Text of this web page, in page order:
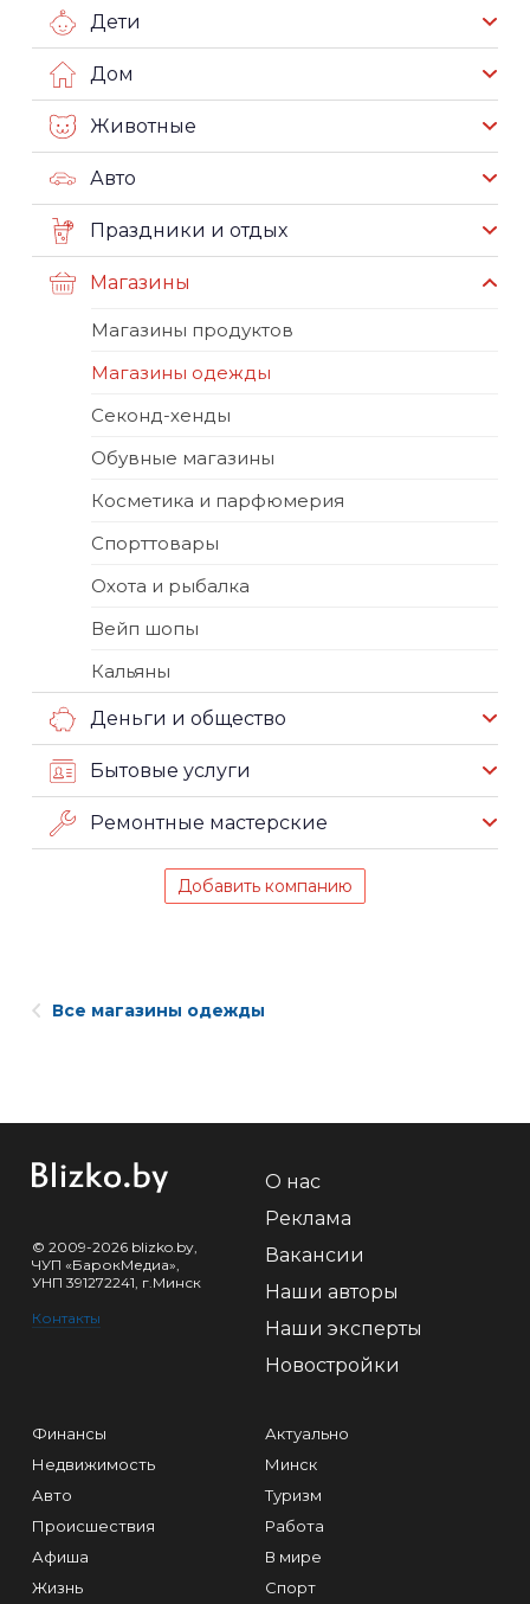
Дети
Дом
Животные
Авто
Праздники и отдых
Магазины
Магазины продуктов
Магазины одежды
Секонд-хенды
Обувные магазины
Косметика и парфюмерия
Спорттовары
Охота и рыбалка
Вейп шопы
Кальяны
Деньги и общество
Бытовые услуги
Ремонтные мастерские
Добавить компанию
Все магазины одежды
© 2009-2026 blizko.by,
ЧУП «БарокМедиа»,
УНП 391272241, г.Минск
Контакты
О нас
Реклама
Вакансии
Наши авторы
Наши эксперты
Новостройки
Финансы
Недвижимость
Авто
Происшествия
Афиша
Жизнь
Актуально
Минск
Туризм
Работа
В мире
Спорт